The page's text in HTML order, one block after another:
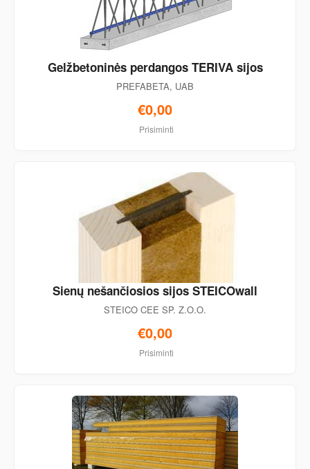
Gelžbetoninės perdangos TERIVA sijos
PREFABETA, UAB
€0,00
Prisiminti
Sienų nešančiosios sijos STEICOwall
STEICO CEE SP. Z.O.O.
€0,00
Prisiminti